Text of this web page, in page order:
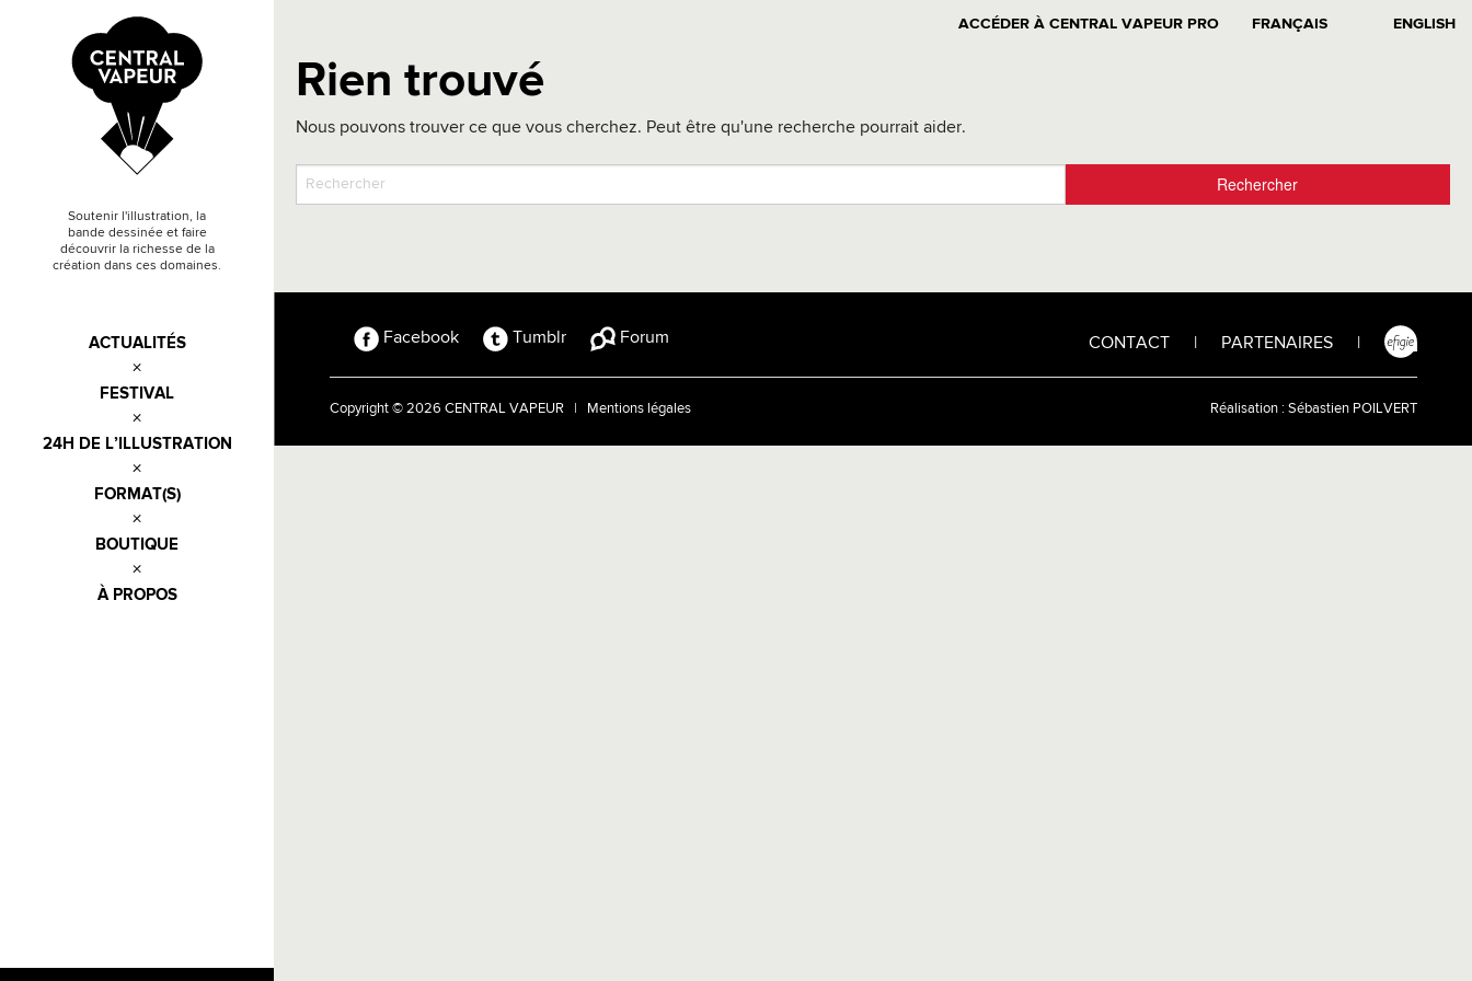
Soutenir l'illustration, la
bande dessinée et faire
découvrir la richesse de la
création dans ces domaines.
ACTUALITÉS
FESTIVAL
24H DE L’ILLUSTRATION
FORMAT(S)
BOUTIQUE
À PROPOS
ACCÉDER À CENTRAL VAPEUR PRO FRANÇAIS ENGLISH
Rien trouvé
Nous pouvons trouver ce que vous cherchez. Peut être qu'une recherche pourrait aider.
CONTACT PARTENAIRES
Facebook Tumblr Forum
Réalisation : Sébastien POILVERT
Copyright © 2026 CENTRAL VAPEUR | Mentions légales